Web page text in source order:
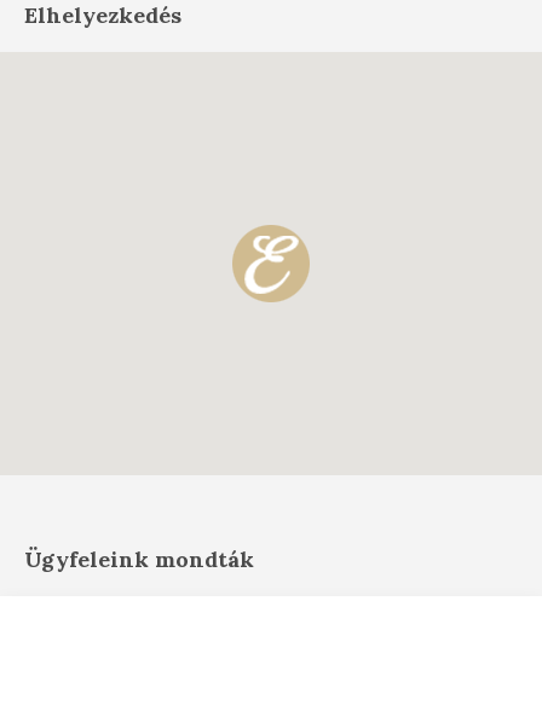
Elhelyezkedés
Ügyfeleink mondták